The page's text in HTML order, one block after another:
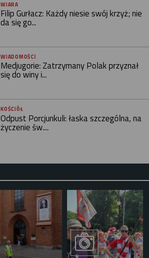
WIARA
Filip Gurłacz: Każdy niesie swój krzyż; nie
da się go...
WIADOMOŚCI
Medjugorie: Zatrzymany Polak przyznał
się do winy i...
KOŚCIÓŁ
Odpust Porcjunkuli: łaska szczególna, na
życzenie św....